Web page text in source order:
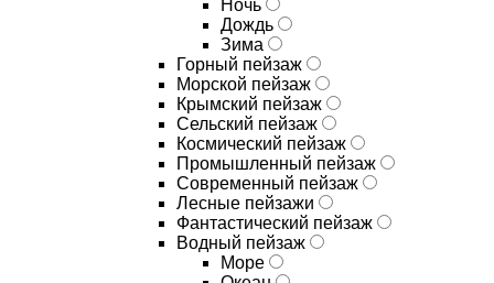
Ночь
Дождь
Зима
Горный пейзаж
Морской пейзаж
Крымский пейзаж
Сельский пейзаж
Космический пейзаж
Промышленный пейзаж
Современный пейзаж
Лесные пейзажи
Фантастический пейзаж
Водный пейзаж
Море